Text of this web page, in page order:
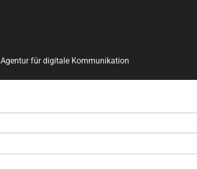
Agentur für digitale Kommunikation